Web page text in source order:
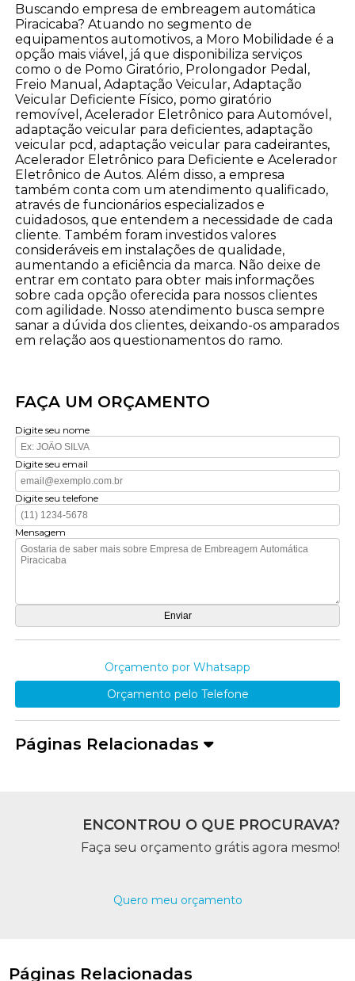
Buscando empresa de embreagem automática
Piracicaba? Atuando no segmento de
equipamentos automotivos, a Moro Mobilidade é a
opção mais viável, já que disponibiliza serviços
como o de Pomo Giratório, Prolongador Pedal,
Freio Manual, Adaptação Veicular, Adaptação
Veicular Deficiente Físico, pomo giratório
removível, Acelerador Eletrônico para Automóvel,
adaptação veicular para deficientes, adaptação
veicular pcd, adaptação veicular para cadeirantes,
Acelerador Eletrônico para Deficiente e Acelerador
Eletrônico de Autos. Além disso, a empresa
também conta com um atendimento qualificado,
através de funcionários especializados e
cuidadosos, que entendem a necessidade de cada
cliente. Também foram investidos valores
consideráveis em instalações de qualidade,
aumentando a eficiência da marca. Não deixe de
entrar em contato para obter mais informações
sobre cada opção oferecida para nossos clientes
com agilidade. Nosso atendimento busca sempre
sanar a dúvida dos clientes, deixando-os amparados
em relação aos questionamentos do ramo.
FAÇA UM ORÇAMENTO
Digite seu nome
Digite seu email
Digite seu telefone
Mensagem
Orçamento por Whatsapp
Orçamento pelo Telefone
Páginas Relacionadas
ENCONTROU O QUE PROCURAVA?
Faça seu orçamento grátis agora mesmo!
Quero meu orçamento
Páginas Relacionadas